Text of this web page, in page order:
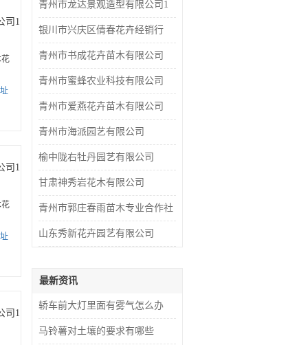
司1
花
司1
花
司1
青州市龙达景观造型有限公司1
银川市兴庆区倩春花卉经销行
青州市书成花卉苗木有限公司
青州市蜜蜂农业科技有限公司
青州市爱燕花卉苗木有限公司
青州市海派园艺有限公司
榆中陇右牡丹园艺有限公司
甘肃神秀岩花木有限公司
青州市郭庄春雨苗木专业合作社
山东秀新花卉园艺有限公司
最新资讯
轿车前大灯里面有雾气怎么办
马铃薯对土壤的要求有哪些